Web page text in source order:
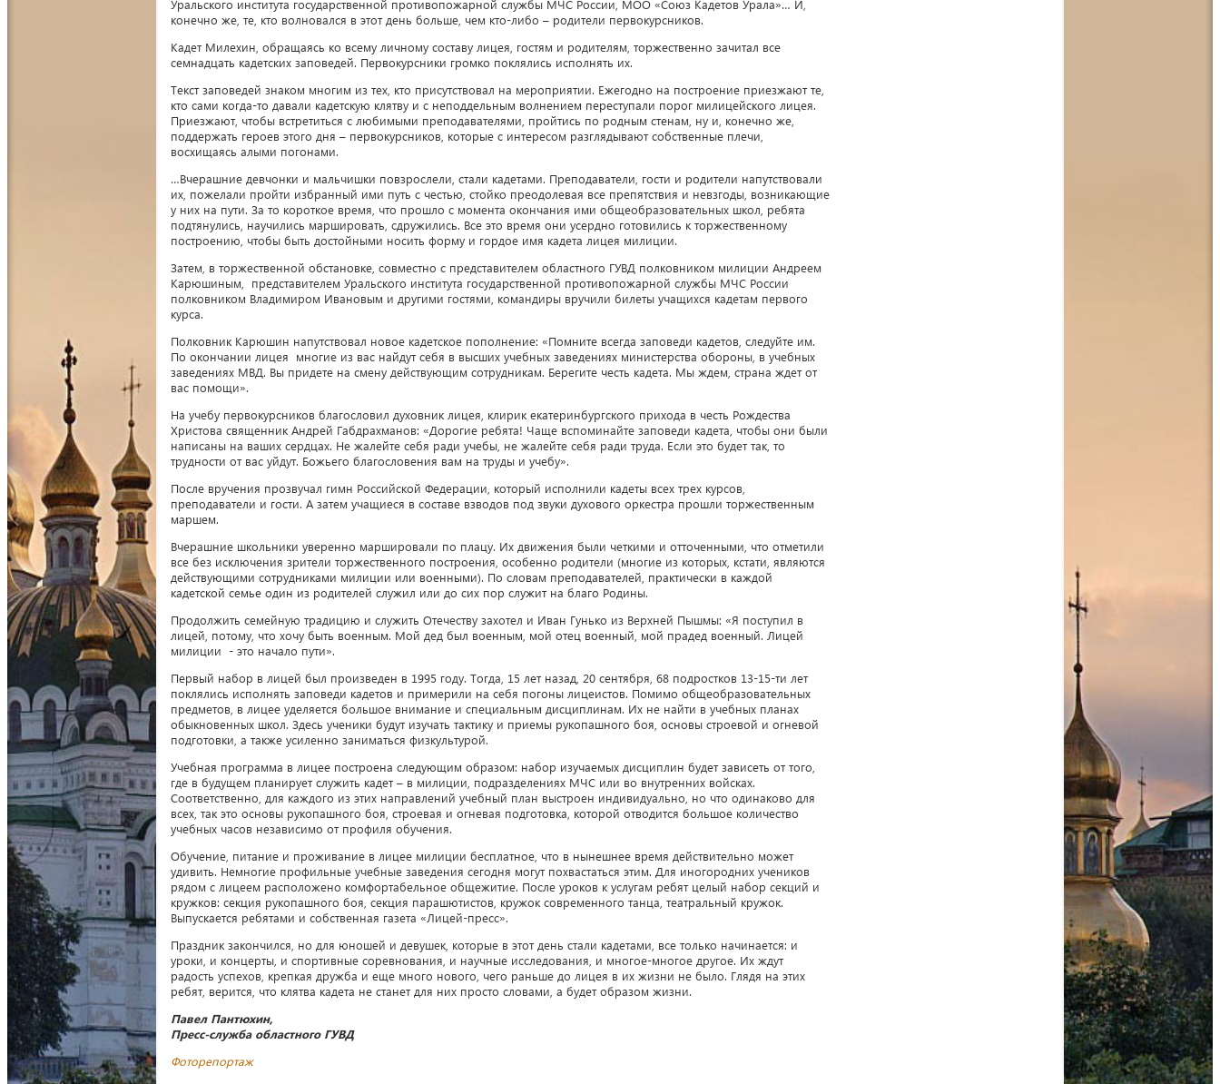
Уральского института государственной противопожарной службы МЧС России, МОО «Союз Кадетов Урала»… И,
конечно же, те, кто волновался в этот день больше, чем кто-либо – родители первокурсников.
Кадет Милехин, обращаясь ко всему личному составу лицея, гостям и родителям, торжественно зачитал все
семнадцать кадетских заповедей. Первокурсники громко поклялись исполнять их.
Текст заповедей знаком многим из тех, кто присутствовал на мероприятии. Ежегодно на построение приезжают те,
кто сами когда-то давали кадетскую клятву и с неподдельным волнением переступали порог милицейского лицея.
Приезжают, чтобы встретиться с любимыми преподавателями, пройтись по родным стенам, ну и, конечно же,
поддержать героев этого дня – первокурсников, которые с интересом разглядывают собственные плечи,
восхищаясь алыми погонами.
…Вчерашние девчонки и мальчишки повзрослели, стали кадетами. Преподаватели, гости и родители напутствовали
их, пожелали пройти избранный ими путь с честью, стойко преодолевая все препятствия и невзгоды, возникающие
у них на пути. За то короткое время, что прошло с момента окончания ими общеобразовательных школ, ребята
подтянулись, научились маршировать, сдружились. Все это время они усердно готовились к торжественному
построению, чтобы быть достойными носить форму и гордое имя кадета лицея милиции.
Затем, в торжественной обстановке, совместно с представителем областного ГУВД полковником милиции Андреем
Карюшиным, представителем Уральского института государственной противопожарной службы МЧС России
полковником Владимиром Ивановым и другими гостями, командиры вручили билеты учащихся кадетам первого
курса.
Полковник Карюшин напутствовал новое кадетское пополнение: «Помните всегда заповеди кадетов, следуйте им.
По окончании лицея многие из вас найдут себя в высших учебных заведениях министерства обороны, в учебных
заведениях МВД. Вы придете на смену действующим сотрудникам. Берегите честь кадета. Мы ждем, страна ждет от
вас помощи».
На учебу первокурсников благословил духовник лицея, клирик екатеринбургского прихода в честь Рождества
Христова священник Андрей Габдрахманов: «Дорогие ребята! Чаще вспоминайте заповеди кадета, чтобы они были
написаны на ваших сердцах. Не жалейте себя ради учебы, не жалейте себя ради труда. Если это будет так, то
трудности от вас уйдут. Божьего благословения вам на труды и учебу».
После вручения прозвучал гимн Российской Федерации, который исполнили кадеты всех трех курсов,
преподаватели и гости. А затем учащиеся в составе взводов под звуки духового оркестра прошли торжественным
маршем.
Вчерашние школьники уверенно маршировали по плацу. Их движения были четкими и отточенными, что отметили
все без исключения зрители торжественного построения, особенно родители (многие из которых, кстати, являются
действующими сотрудниками милиции или военными). По словам преподавателей, практически в каждой
кадетской семье один из родителей служил или до сих пор служит на благо Родины.
Продолжить семейную традицию и служить Отечеству захотел и Иван Гунько из Верхней Пышмы: «Я поступил в
лицей, потому, что хочу быть военным. Мой дед был военным, мой отец военный, мой прадед военный. Лицей
милиции - это начало пути».
Первый набор в лицей был произведен в 1995 году. Тогда, 15 лет назад, 20 сентября, 68 подростков 13-15-ти лет
поклялись исполнять заповеди кадетов и примерили на себя погоны лицеистов. Помимо общеобразовательных
предметов, в лицее уделяется большое внимание и специальным дисциплинам. Их не найти в учебных планах
обыкновенных школ. Здесь ученики будут изучать тактику и приемы рукопашного боя, основы строевой и огневой
подготовки, а также усиленно заниматься физкультурой.
Учебная программа в лицее построена следующим образом: набор изучаемых дисциплин будет зависеть от того,
где в будущем планирует служить кадет – в милиции, подразделениях МЧС или во внутренних войсках.
Соответственно, для каждого из этих направлений учебный план выстроен индивидуально, но что одинаково для
всех, так это основы рукопашного боя, строевая и огневая подготовка, которой отводится большое количество
учебных часов независимо от профиля обучения.
Обучение, питание и проживание в лицее милиции бесплатное, что в нынешнее время действительно может
удивить. Немногие профильные учебные заведения сегодня могут похвастаться этим. Для иногородних учеников
рядом с лицеем расположено комфортабельное общежитие. После уроков к услугам ребят целый набор секций и
кружков: секция рукопашного боя, секция парашютистов, кружок современного танца, театральный кружок.
Выпускается ребятами и собственная газета «Лицей-пресс».
Праздник закончился, но для юношей и девушек, которые в этот день стали кадетами, все только начинается: и
уроки, и концерты, и спортивные соревнования, и научные исследования, и многое-многое другое. Их ждут
радость успехов, крепкая дружба и еще много нового, чего раньше до лицея в их жизни не было. Глядя на этих
ребят, верится, что клятва кадета не станет для них просто словами, а будет образом жизни.
Павел Пантюхин,
Пресс-служба областного ГУВД
Фоторепортаж